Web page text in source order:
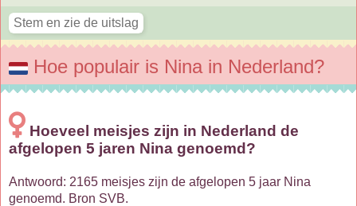
Hoe populair is Nina in Nederland?
Hoeveel meisjes zijn in Nederland de
afgelopen 5 jaren Nina genoemd?
Antwoord: 2165 meisjes zijn de afgelopen 5 jaar Nina
genoemd. Bron SVB.